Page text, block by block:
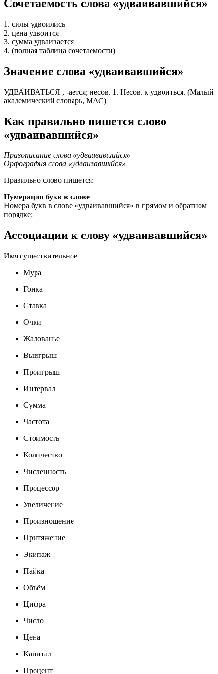
Сочетаемость слова «удваивавшийся»
1. силы удвоились
2. цена удвоится
3. сумма удваивается
4. (полная таблица сочетаемости)
Значение слова «удваивавшийся»
УДВА́ИВАТЬСЯ , -ается; несов. 1. Несов. к удвоиться. (Малый
академический словарь, МАС)
Как правильно пишется слово
«удваивавшийся»
Правописание слова «удваивавшийся»
Орфография слова «удваивавшийся»
Правильно слово пишется:
Нумерация букв в слове
Номера букв в слове «удваивавшийся» в прямом и обратном
порядке:
Ассоциации к слову «удваивавшийся»
Имя существительное
Мура
Гонка
Ставка
Очки
Жалованье
Выигрыш
Проигрыш
Интервал
Сумма
Частота
Стоимость
Количество
Численность
Процессор
Увеличение
Произношение
Притяжение
Экипаж
Пайка
Объём
Цифра
Число
Цена
Капитал
Процент